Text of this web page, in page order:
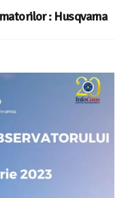
: Husqvarna